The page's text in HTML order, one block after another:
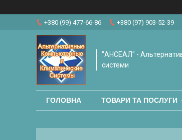
+380 (99) 477-66-86 +380 (97) 903-52-39
"АНСЕАЛ" -
системи
ГОЛОВНА ТОВАРИ ТА ПОСЛУГИ